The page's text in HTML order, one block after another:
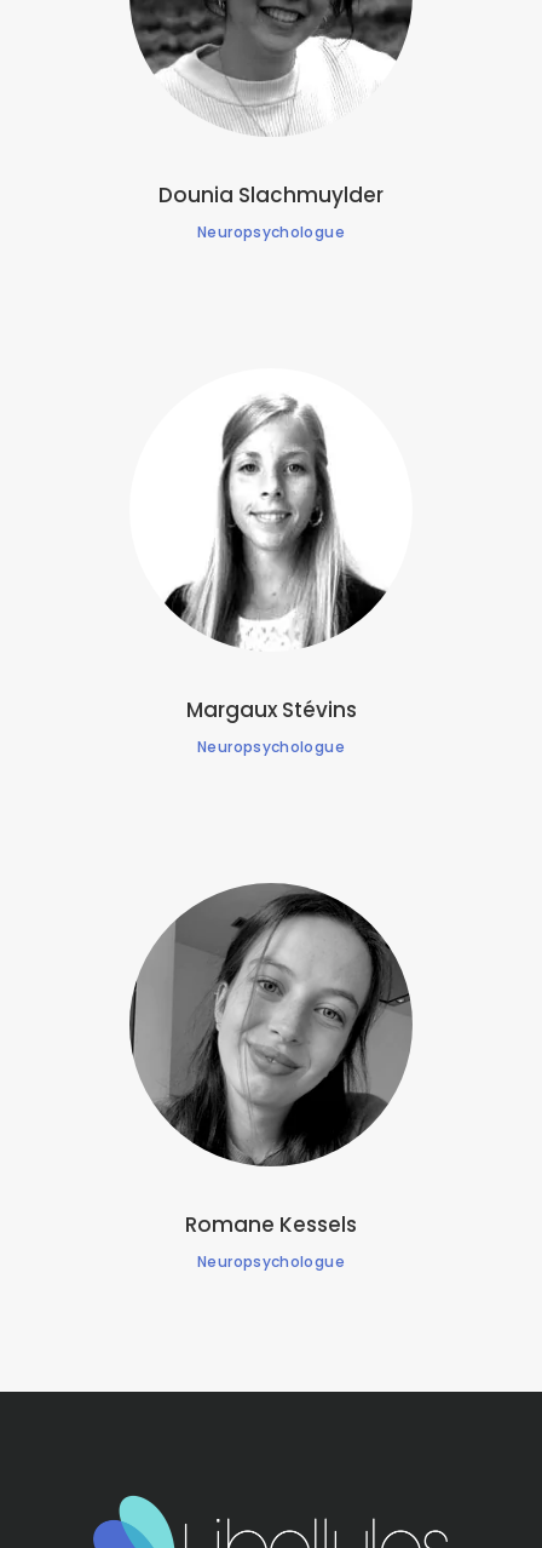
Dounia Slachmuylder
Neuropsychologue
Margaux Stévins
Neuropsychologue
Romane Kessels
Neuropsychologue